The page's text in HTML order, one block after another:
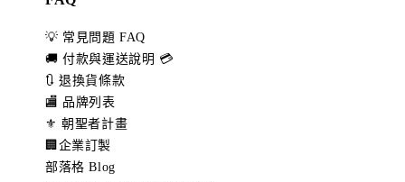
💡 常見問題 FAQ
🚚 付款與運送說明 💳
🔃 退換貨條款
🏬 品牌列表
⚜️ 朝聖者計畫
🏢企業訂製
部落格 Blog